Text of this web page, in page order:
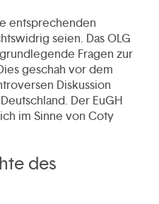
entsprechenden
seien. Das OLG
Fragen zur
geschah vor dem
Diskussion
Der EuGH
im Sinne von Coty
des